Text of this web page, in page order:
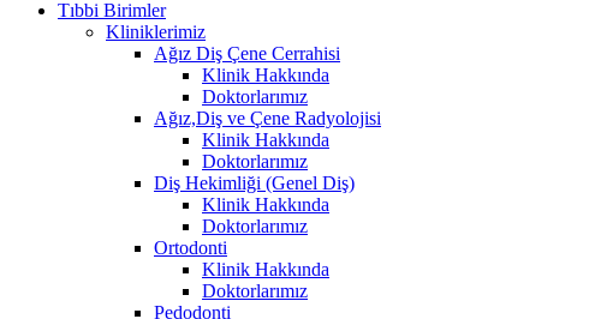
Tıbbi Birimler
Kliniklerimiz
Ağız Diş Çene Cerrahisi
Klinik Hakkında
Doktorlarımız
Ağız,Diş ve Çene Radyolojisi
Klinik Hakkında
Doktorlarımız
Diş Hekimliği (Genel Diş)
Klinik Hakkında
Doktorlarımız
Ortodonti
Klinik Hakkında
Doktorlarımız
Pedodonti